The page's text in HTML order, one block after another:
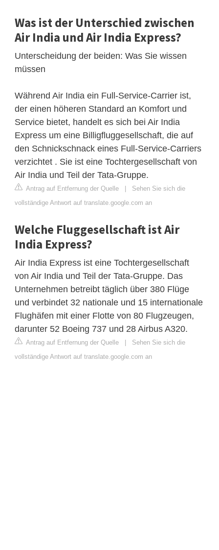
Was ist der Unterschied zwischen
Air India und Air India Express?
Unterscheidung der beiden: Was Sie wissen
müssen
Während Air India ein Full-Service-Carrier ist,
der einen höheren Standard an Komfort und
Service bietet, handelt es sich bei Air India
Express um eine Billigfluggesellschaft, die auf
den Schnickschnack eines Full-Service-Carriers
verzichtet . Sie ist eine Tochtergesellschaft von
Air India und Teil der Tata-Gruppe.
Antrag auf Entfernung der Quelle
Sehen Sie sich die
vollständige Antwort auf translate.google.com an
Welche Fluggesellschaft ist Air
India Express?
Air India Express ist eine Tochtergesellschaft
von Air India und Teil der Tata-Gruppe. Das
Unternehmen betreibt täglich über 380 Flüge
und verbindet 32 ​​nationale und 15 internationale
Flughäfen mit einer Flotte von 80 Flugzeugen,
darunter 52 Boeing 737 und 28 Airbus A320.
Antrag auf Entfernung der Quelle
Sehen Sie sich die
vollständige Antwort auf translate.google.com an